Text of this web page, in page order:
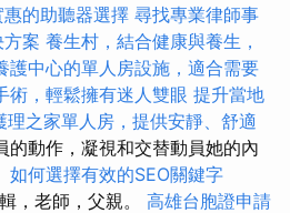
的助聽器選擇 尋找專業律師事
案 養生村，結合健康與養生，
護中心的單人房設施，適合需要
術，輕鬆擁有迷人雙眼 提升當地
理之家單人房，提供安靜、舒適
的動作，凝視和交替動員她的內
如何選擇有效的SEO關鍵字
，老師，父親。 高雄台胞證申請